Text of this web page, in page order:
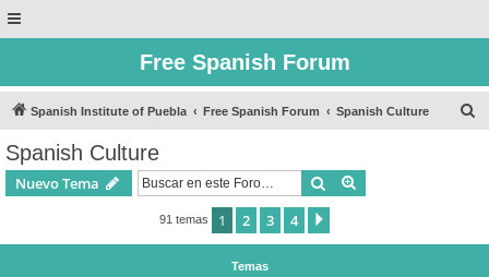
Free Spanish Forum
Spanish Institute of Puebla Free Spanish Forum Spanish Culture
Spanish Culture
Nuevo Tema Buscar
91 temas 1 2 3 4
Temas